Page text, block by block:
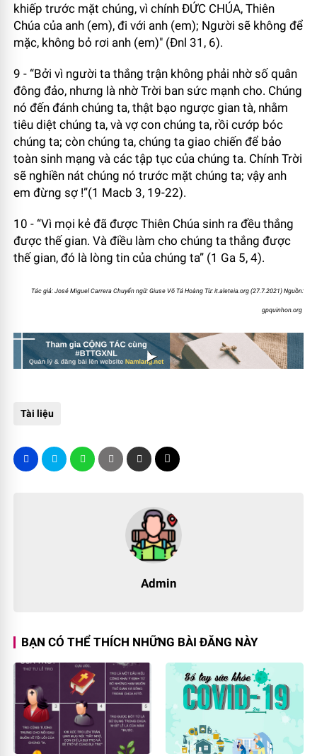
khiếp trước mặt chúng, vì chính ĐỨC CHÚA, Thiên
Chúa của anh (em), đi với anh (em); Người sẽ không để
mặc, không bỏ rơi anh (em)" (Đnl 31, 6).
9 - “Bởi vì người ta thắng trận không phải nhờ số quân
đông đảo, nhưng là nhờ Trời ban sức mạnh cho. Chúng
nó đến đánh chúng ta, thật bạo ngược gian tà, nhằm
tiêu diệt chúng ta, và vợ con chúng ta, rồi cướp bóc
chúng ta; còn chúng ta, chúng ta giao chiến để bảo
toàn sinh mạng và các tập tục của chúng ta. Chính Trời
sẽ nghiền nát chúng nó trước mặt chúng ta; vậy anh
em đừng sợ !”(1 Macb 3, 19-22).
10 - “Vì mọi kẻ đã được Thiên Chúa sinh ra đều thắng
được thế gian. Và điều làm cho chúng ta thắng được
thế gian, đó là lòng tin của chúng ta” (1 Ga 5, 4).
Tác giả: José Miguel Carrera Chuyển ngữ: Giuse Võ Tá Hoàng Từ: it.aleteia.org (27.7.2021) Nguồn:
gpquinhon.org
Tài liệu
Admin
BẠN CÓ THỂ THÍCH NHỮNG BÀI ĐĂNG NÀY